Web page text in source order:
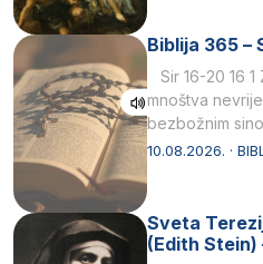
Sir 16-20 16
mnoštva
bezbožnim
10.08.2026. ·
Sveta
(Edith